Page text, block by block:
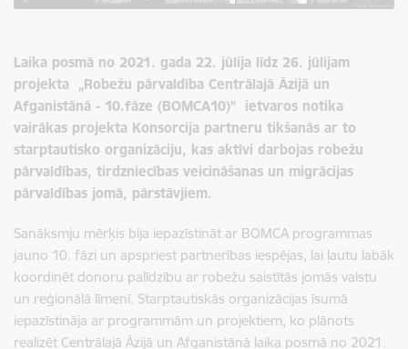
Laika posmā no 2021. gada 22. jūlija līdz 26. jūlijam
projekta „Robežu pārvaldība Centrālajā Āzijā un
Afganistānā - 10.fāze (BOMCA10)” ietvaros notika
vairākas projekta Konsorcija partneru tikšanās ar to
starptautisko organizāciju, kas aktīvi darbojas robežu
pārvaldības, tirdzniecības veicināšanas un migrācijas
pārvaldības jomā, pārstāvjiem.
Sanāksmju mērķis bija iepazīstināt ar BOMCA programmas
jauno 10. fāzi un apspriest partnerības iespējas, lai ļautu labāk
koordinēt donoru palīdzību ar robežu saistītās jomās valstu
un reģionālā līmenī. Starptautiskās organizācijas īsumā
iepazīstināja ar programmām un projektiem, ko plānots
realizēt Centrālajā Āzijā un Afganistānā laika posmā no 2021.